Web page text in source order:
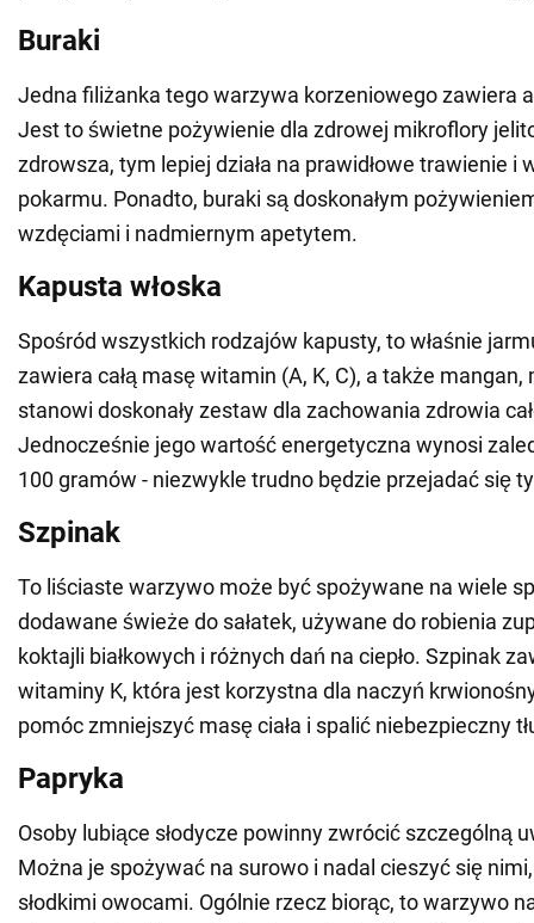
Buraki
Jedna filiżanka tego warzywa korzeniowego zawiera
Jest to świetne pożywienie dla zdrowej mikroflory
zdrowsza, tym lepiej działa na prawidłowe trawienie i
pokarmu. Ponadto, buraki są doskonałym
wzdęciami i nadmiernym apetytem.
Kapusta włoska
Spośród wszystkich rodzajów kapusty, to właśnie
zawiera całą masę witamin (A, K, C), a także mangan,
stanowi doskonały zestaw dla zachowania zdrowia
Jednocześnie jego wartość energetyczna wynosi
100 gramów - niezwykle trudno będzie przejadać się
Szpinak
To liściaste warzywo może być spożywane na wiele
dodawane świeże do sałatek, używane do robienia
koktajli białkowych i różnych dań na ciepło. Szpinak
witaminy K, która jest korzystna dla naczyń
pomóc zmniejszyć masę ciała i spalić niebezpieczny
Papryka
Osoby lubiące słodycze powinny zwrócić szczególną
Można je spożywać na surowo i nadal cieszyć się
słodkimi owocami. Ogólnie rzecz biorąc, to warzywo